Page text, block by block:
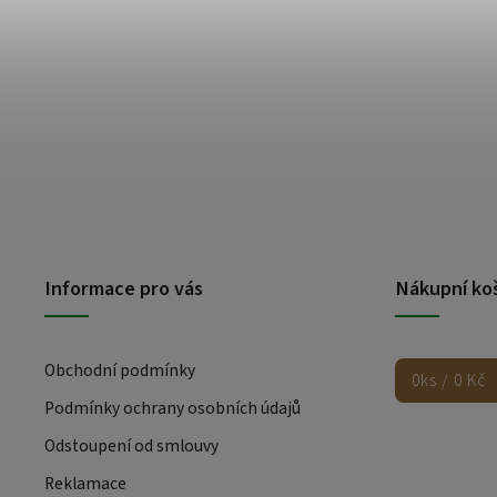
Informace pro vás
Obchodní podmínky
Podmínky ochrany osobních údajů
Odstoupení od smlouvy
Reklamace
Nákupní
0ks / 0 Kč